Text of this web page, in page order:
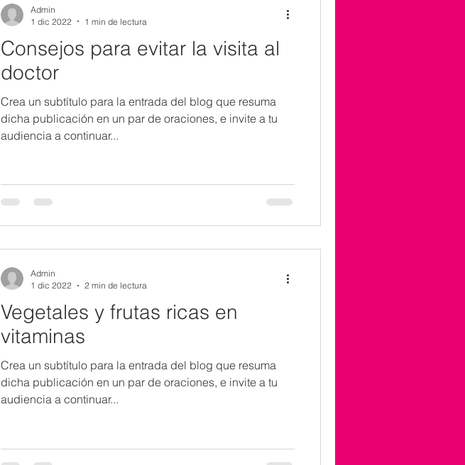
Consejos para evitar la visita al
doctor
Crea un subtítulo para la entrada del blog que resuma
dicha publicación en un par de oraciones, e invite a tu
audiencia a continuar...
Admin
1 dic 2022
1 min de lectura
Vegetales y frutas ricas en
vitaminas
Crea un subtítulo para la entrada del blog que resuma
dicha publicación en un par de oraciones, e invite a tu
audiencia a continuar...
Admin
1 dic 2022
2 min de lectura